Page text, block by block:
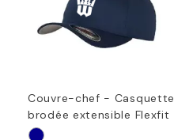
Couvre-chef - Casquette
brodée extensible Flexfit